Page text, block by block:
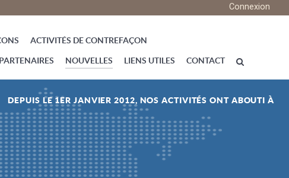
Connexion
ACTIVITÉS DE CONTREFAÇON
NOUVELLES LIENS UTILES CONTACT
DEPUIS LE 1ER JANVIER 2012, NOS ACTIVITÉS ONT ABOUTI À